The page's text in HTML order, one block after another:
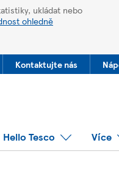
ukládat nebo
ohledně
Kontaktujte nás
Hello Tesco Více